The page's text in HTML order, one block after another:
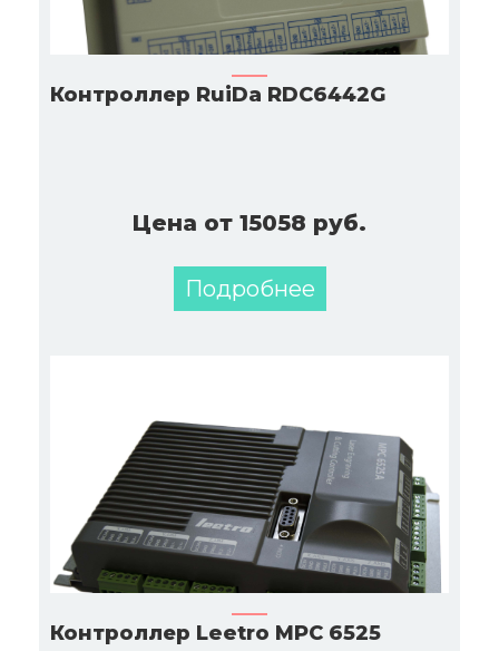
Контроллер RuiDa RDC6442G
Цена от 15058 руб.
Подробнее
Контроллер Leetro MPC 6525